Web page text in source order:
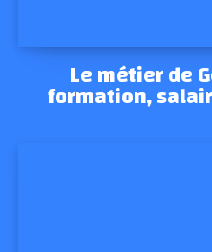
Le métier de
formation,